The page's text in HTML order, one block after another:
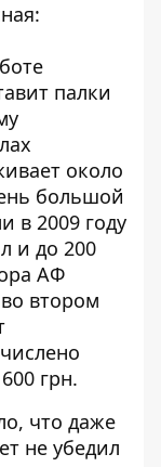
палки
около
большой
в 2009 году
и до 200
АФ
втором
грн.
что даже
не убедил